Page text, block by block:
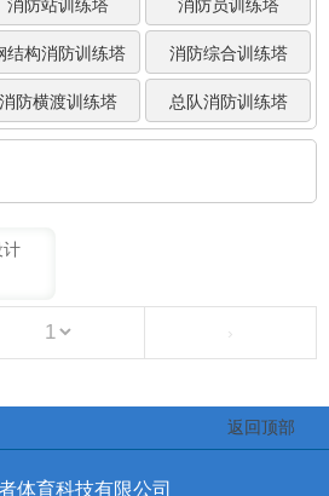
消防站训练塔 消防员训练塔
结构消防训练塔 消防综合训练塔
消防横渡训练塔 总队消防训练塔
计
›
返回顶部
体育科技有限公司